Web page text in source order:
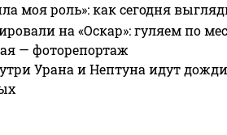
моя роль»: как сегодня
на «Оскар»: гуляем по
— фоторепортаж
Урана и Нептуна идут